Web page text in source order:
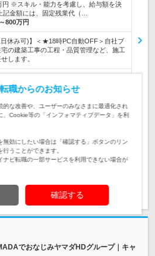
円 ※スキル・能力を考慮し、給与額を決
金額には、固定残業代（…
800万円
日休み可)】＜★18時PC自動OFF＞自社ブ
の建築工事の工程・品質管理など、施工
します。
年間賞与300万円以上の実績★有給休暇
人／本社所在
気になる
でおなじみヤマダHDグループ｜キャ
職からのお知らせ
的な改善や、ユーザーのみなさまに最適化され
、Cookie等の「インフォマティブデータ」を利
無効にしたい場合は「確認する」ボタンのリン
うことができます。
ビ転職の一部サービスを利用できない場合が
確認する